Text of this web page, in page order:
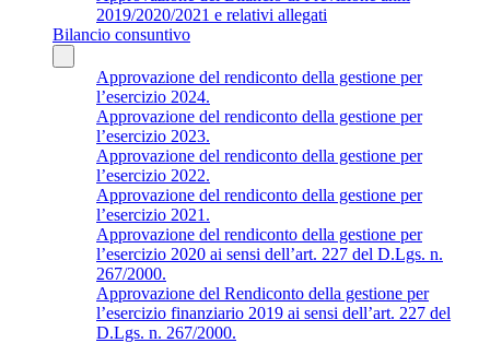
2019/2020/2021 e relativi allegati
Bilancio consuntivo
Approvazione del rendiconto della gestione per
l’esercizio 2024.
Approvazione del rendiconto della gestione per
l’esercizio 2023.
Approvazione del rendiconto della gestione per
l’esercizio 2022.
Approvazione del rendiconto della gestione per
l’esercizio 2021.
Approvazione del rendiconto della gestione per
l’esercizio 2020 ai sensi dell’art. 227 del D.Lgs. n.
267/2000.
Approvazione del Rendiconto della gestione per
l’esercizio finanziario 2019 ai sensi dell’art. 227 del
D.Lgs. n. 267/2000.